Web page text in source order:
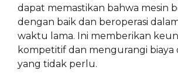
dapat memastikan bahwa mesin
dengan baik dan beroperasi
waktu lama. Ini memberikan
kompetitif dan mengurangi biaya
yang tidak perlu.